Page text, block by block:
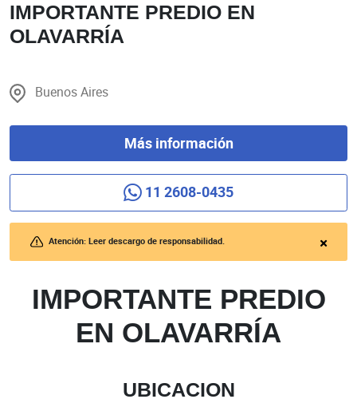
IMPORTANTE PREDIO EN
OLAVARRÍA
Buenos Aires
Más información
11 2608-0435
Atención: Leer descargo de responsabilidad.
IMPORTANTE PREDIO
EN OLAVARRÍA
UBICACION